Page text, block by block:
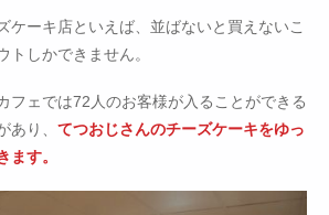
ケーキ店といえば、並ばないと買えないこ
トしかできません。
フェでは72人のお客様が入ることができる
あり、 てつおじさんのチーズケーキをゆっ
ます。